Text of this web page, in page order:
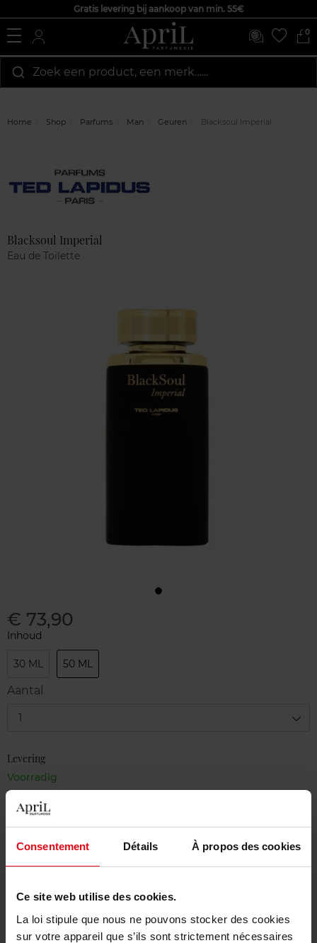
Consentement Détails À propos des cookies
Ce site web utilise des cookies.
La loi stipule que nous ne pouvons stocker des cookies
sur votre appareil que s’ils sont strictement nécessaires
Gratis levering bij aankoop van min. 55€
0
Zoek een product, een merk…...
Home Shop Parfums Man Geuren Blacksoul Imperial
Blacksoul Imperial
Eau de Toilette
€ 73,90
Inhoud
30 ML 50 ML
Aantal
1
Levering
Voorradig
Gratis levering bij aankoop van min. 55€
Gratis retour in je winkelpunt
Gratis verpakking